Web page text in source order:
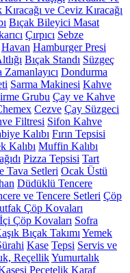
Kıracağı ve Ceviz Kıracağı
Bıçak Bileyici Masat
Çırpıcı Sebze
Havan Hamburger Presi
Bıçak Standı Süzgeç
Dondurma
Sarma Makinesi Kahve
Grubu Çay ve Kahve
Cezve Çay Süzgeci
Filtresi Sifon Kahve
Kalıbı Fırın Tepsisi
Kalıbı Muffin Kalıbı
Pizza Tepsisi Tart
Tava Setleri Ocak Üstü
Düdüklü Tencere
ve Tencere Setleri Çöp
Çöp Kovaları
Çöp Kovaları Sofra
Bıçak Takımı Yemek
Kase Tepsi Servis ve
ReçellikYumurtalık
Peçetelik Karaf